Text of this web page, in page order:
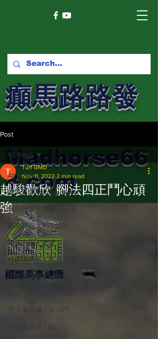
癲馬路路發
馬網
Madhorse66
8.com
國際​馬事總匯
Post
All Posts
賽馬新聞 Racing News
癲馬精選 / 尤達，波仔
癲馬賽日大勢 / 波仔
師兄出馬 / 尤達
戈登說馬事 / 馬王哥頓
三 T 大茶飯 / LakLak
孖 T 和你贏 / AI GPT
自購馬透視 / G.C.
All Posts
越駿歡欣 腳法四正鬥心頑
強
Turf GMD
Nov 11, 2022 2 min read